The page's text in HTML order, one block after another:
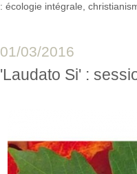
: écologie intégrale,
01/03/2016
'Laudato Si' :